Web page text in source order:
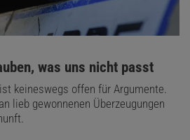
was uns nicht passt
keineswegs offen für Argumente.
lieb gewonnenen Überzeugungen